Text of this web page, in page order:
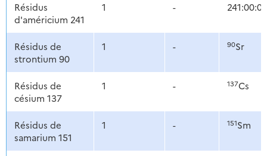
Résidus
d'américium 241
1 - 241:00:00
Résidus de
strontium 90
1 - 90Sr
Résidus de
césium 137
1 - 137Cs
Résidus de
samarium 151
1 - 151Sm